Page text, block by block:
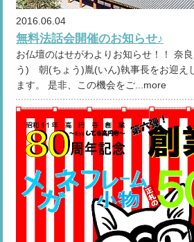
2016.06.04
無料法話会開催のお知らせ♪
お仏壇のはせがわよりお知らせ！！ 奈
う) 朝(ちょう)胤(いん)執事長をお迎え
ます。 是非、この機会をご...more